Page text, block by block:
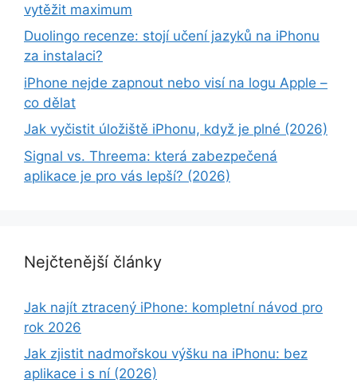
vytěžit maximum
Duolingo recenze: stojí učení jazyků na iPhonu
za instalaci?
iPhone nejde zapnout nebo visí na logu Apple –
co dělat
Jak vyčistit úložiště iPhonu, když je plné (2026)
Signal vs. Threema: která zabezpečená
aplikace je pro vás lepší? (2026)
Nejčtenější články
Jak najít ztracený iPhone: kompletní návod pro
rok 2026
Jak zjistit nadmořskou výšku na iPhonu: bez
aplikace i s ní (2026)